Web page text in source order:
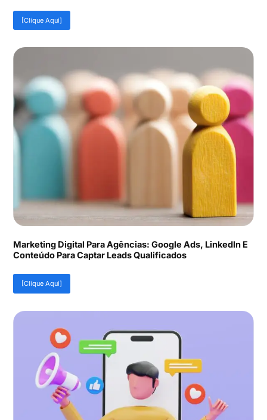
[Clique Aqui]
Marketing Digital Para Agências: Google Ads, LinkedIn E
Conteúdo Para Captar Leads Qualificados
[Clique Aqui]